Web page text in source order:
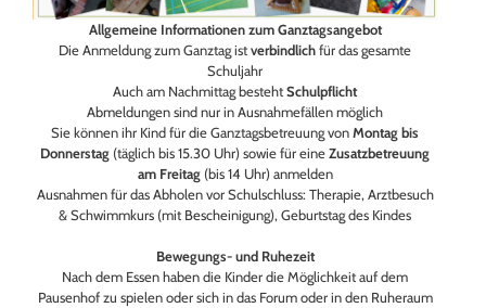
Allgemeine Informationen zum Ganztagsangebot
Die Anmeldung zum Ganztag istverbindlichfür das gesamte
Schuljahr
Auch am Nachmittag bestehtSchulpflicht
Abmeldungen sind nur in Ausnahmefällen möglich
Sie können ihr Kind für die Ganztagsbetreuung vonMontag bis
Donnerstag (täglich bis 15.30 Uhr) sowie für eineZusatzbetreuung
am Freitag(bis 14 Uhr) anmelden
Ausnahmen für das Abholen vor Schulschluss: Therapie, Arztbesuch
& Schwimmkurs (mit Bescheinigung), Geburtstag des Kindes
Bewegungs- und Ruhezeit
Nach dem Essen haben die Kinder die Möglichkeit auf dem
Pausenhof zu spielen oder sich in das Forum oder in den Ruheraum